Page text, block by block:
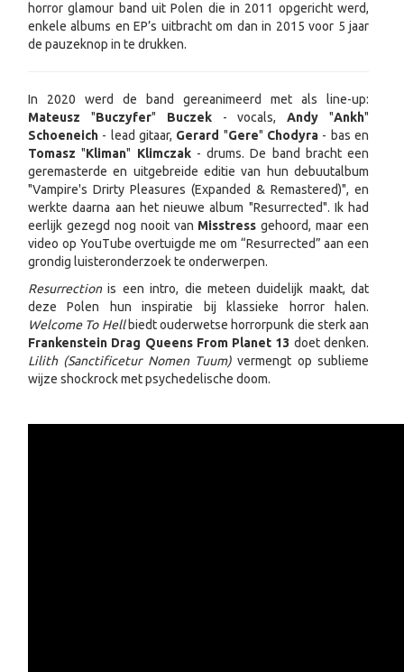
horror glamour band uit Polen die in 2011 opgericht werd,
enkele albums en EP’s uitbracht om dan in 2015 voor 5 jaar
de pauzeknop in te drukken.
In 2020 werd de band gereanimeerd met als line-up:
Mateusz "Buczyfer" Buczek- vocals,Andy "Ankh"
Schoeneich - lead gitaar, Gerard "Gere" Chodyra - bas en
Tomasz "Kliman" Klimczak- drums. De band bracht een
geremasterde en uitgebreide editie van hun debuutalbum
"Vampire's Drirty Pleasures (Expanded & Remastered)", en
werkte daarna aan het nieuwe album "Resurrected". Ik had
eerlijk gezegd nog nooit van Misstress gehoord, maar een
video op YouTube overtuigde me om “Resurrected” aan een
grondig luisteronderzoek te onderwerpen.
Resurrectionis een intro, die meteen duidelijk maakt, dat
deze Polen hun inspiratie bij klassieke horror halen.
Welcome To Hellbiedt ouderwetse horrorpunk die sterk aan
Frankenstein Drag Queens From Planet 13 doet denken.
Lilith (Sanctificetur Nomen Tuum) vermengt op sublieme
wijze shockrock met psychedelische doom.